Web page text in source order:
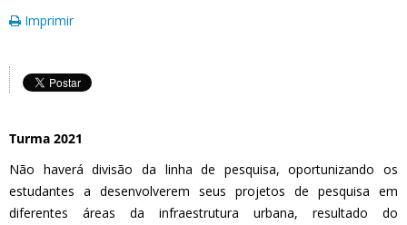
Imprimir
Turma 2021
Não haverá divisão da linha de pesquisa, oportunizando os
estudantes a desenvolverem seus projetos de pesquisa em
diferentes áreas da infraestrutura urbana, resultado do